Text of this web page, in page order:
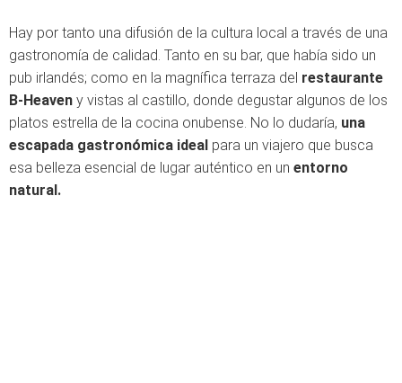
Hay por tanto una difusión de la cultura local a través de una
gastronomía de calidad. Tanto en su bar, que había sido un
pub irlandés; como en la magnífica terraza del restaurante
B-Heaven y vistas al castillo, donde degustar algunos de los
platos estrella de la cocina onubense. No lo dudaría, una
escapada gastronómica ideal para un viajero que busca
esa belleza esencial de lugar auténtico en un entorno
natural.